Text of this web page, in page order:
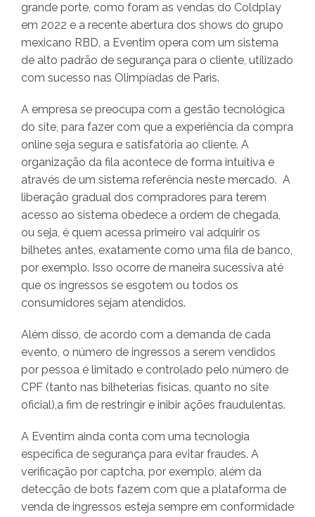
grande porte, como foram as vendas do Coldplay
em 2022 e a recente abertura dos shows do grupo
mexicano RBD, a Eventim opera com um sistema
de alto padrão de segurança para o cliente, utilizado
com sucesso nas Olimpíadas de Paris.
A empresa se preocupa com a gestão tecnológica
do site, para fazer com que a experiência da compra
online seja segura e satisfatória ao cliente. A
organização da fila acontece de forma intuitiva e
através de um sistema referência neste mercado. A
liberação gradual dos compradores para terem
acesso ao sistema obedece a ordem de chegada,
ou seja, é quem acessa primeiro vai adquirir os
bilhetes antes, exatamente como uma fila de banco,
por exemplo. Isso ocorre de maneira sucessiva até
que os ingressos se esgotem ou todos os
consumidores sejam atendidos.
Além disso, de acordo com a demanda de cada
evento, o número de ingressos a serem vendidos
por pessoa é limitado e controlado pelo número de
CPF (tanto nas bilheterias físicas, quanto no site
oficial),a fim de restringir e inibir ações fraudulentas.
A Eventim ainda conta com uma tecnologia
específica de segurança para evitar fraudes. A
verificação por captcha, por exemplo, além da
detecção de bots fazem com que a plataforma de
venda de ingressos esteja sempre em conformidade